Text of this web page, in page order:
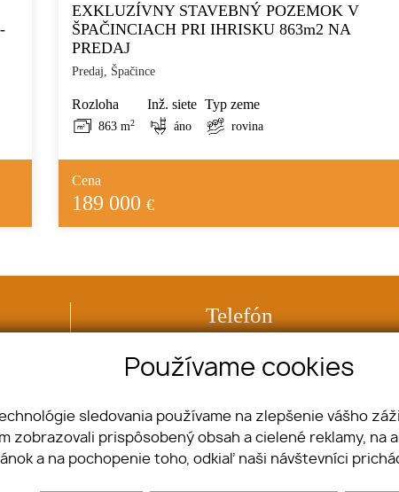
EXKLUZÍVNY STAVEBNÝ POZEMOK V
ŠPAČINCIACH PRI IHRISKU 863m2 NA
PREDAJ
Predaj, Špačince
Rozloha
863 m2
Inž. siete
áno
Typ zeme
rovina
Cena
189 000 €
Telefón
Nehnuteľnosti
Komerčné objekty
Používame cookies
sledovania používame na zlepšenie vášho
zobrazovali prispôsobený obsah a cielené reklamy, na
a na pochopenie toho, odkiaľ naši návštevníci